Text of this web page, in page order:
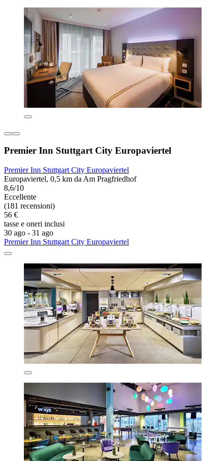
Premier Inn Stuttgart City Europaviertel
Premier Inn Stuttgart City Europaviertel
Europaviertel, 0,5 km da Am Pragfriedhof
8,6/10
Eccellente
(181 recensioni)
56 €
tasse e oneri inclusi
30 ago - 31 ago
Premier Inn Stuttgart City Europaviertel